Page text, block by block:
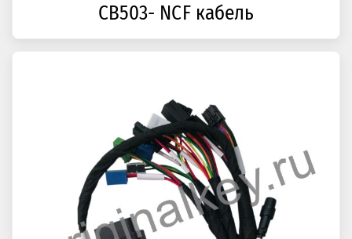
CB503- NCF кабель